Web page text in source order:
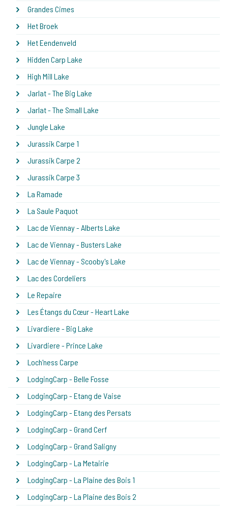
Grandes Cimes
Het Broek
Het Eendenveld
Hidden Carp Lake
High Mill Lake
Jarlat - The Big Lake
Jarlat - The Small Lake
Jungle Lake
Jurassik Carpe 1
Jurassik Carpe 2
Jurassik Carpe 3
La Ramade
La Saule Paquot
Lac de Viennay - Alberts Lake
Lac de Viennay - Busters Lake
Lac de Viennay - Scooby's Lake
Lac des Cordeliers
Le Repaire
Les Étangs du Cœur - Heart Lake
Livardiere - Big Lake
Livardiere - Prince Lake
Loch'ness Carpe
LodgingCarp - Belle Fosse
LodgingCarp - Etang de Vaise
LodgingCarp - Etang des Persats
LodgingCarp - Grand Cerf
LodgingCarp - Grand Saligny
LodgingCarp - La Metairie
LodgingCarp - La Plaine des Bois 1
LodgingCarp - La Plaine des Bois 2